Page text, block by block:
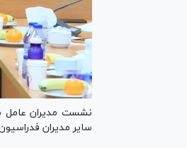
نشست مدیران عامل
سایر مدیران